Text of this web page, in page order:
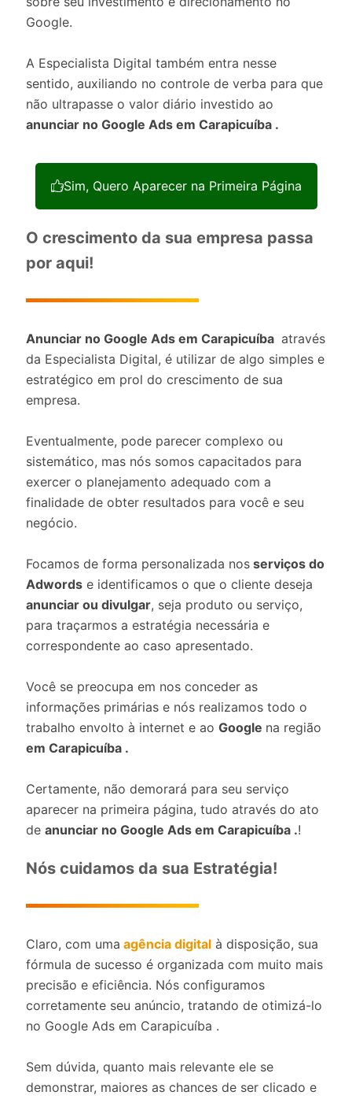
Google.
A Especialista Digital também entra nesse
sentido, auxiliando no controle de verba para que
não ultrapasse o valor diário investido ao
anunciar no Google Ads em Carapicuíba .
Sim, Quero Aparecer na Primeira Página
O crescimento da sua empresa passa
por aqui!
Anunciar no Google Ads em Carapicuíba através
da Especialista Digital, é utilizar de algo simples e
estratégico em prol do crescimento de sua
empresa.
Eventualmente, pode parecer complexo ou
sistemático, mas nós somos capacitados para
exercer o planejamento adequado com a
finalidade de obter resultados para você e seu
negócio.
Focamos de forma personalizada nos serviços do
Adwords e identificamos o que o cliente deseja
anunciar ou divulgar, seja produto ou serviço,
para traçarmos a estratégia necessária e
correspondente ao caso apresentado.
Você se preocupa em nos conceder as
informações primárias e nós realizamos todo o
trabalho envolto à internet e ao Google na região
em Carapicuíba .
Certamente, não demorará para seu serviço
aparecer na primeira página, tudo através do ato
de anunciar no Google Ads em Carapicuíba .!
Nós cuidamos da sua Estratégia!
Claro, com uma agência digital à disposição, sua
fórmula de sucesso é organizada com muito mais
precisão e eficiência. Nós configuramos
corretamente seu anúncio, tratando de otimizá-lo
no Google Ads em Carapicuíba .
Sem dúvida, quanto mais relevante ele se
demonstrar, maiores as chances de ser clicado e